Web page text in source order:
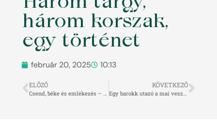
három korszak,
egy történet
február 20, 2025 10:13
ELŐZŐ KÖVETKEZŐ
Egy barokk utazó a mai veszprémi várban